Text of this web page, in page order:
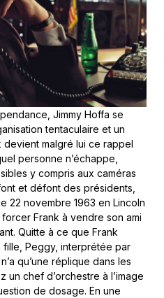
Jimmy Hoffa se
tentaculaire et un
devient malgré lui ce rappel
personne n’échappe,
y compris aux caméras
et défont des présidents,
22 novembre 1963 en Lincoln
Frank à vendre son ami
Quitte à ce que Frank
fille, Peggy, interprétée par
qu’une réplique dans les
un chef d’orchestre à l’image
de dosage. En une